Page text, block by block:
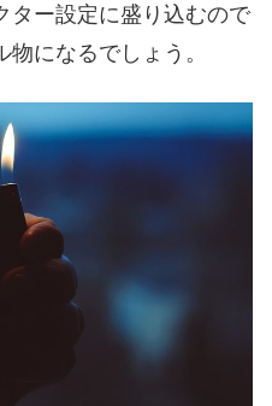
ター設定に盛り込むので
になるでしょう。